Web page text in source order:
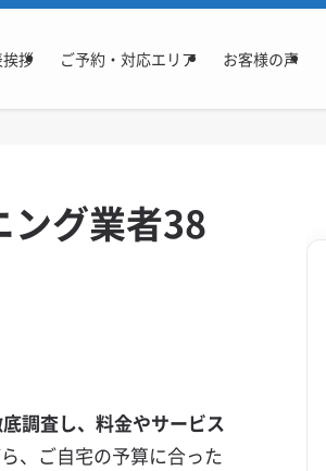
拶 ご予約・対応エリア お客様の声
ング業者38
調査し、料金やサービス
、ご自宅の予算に合った